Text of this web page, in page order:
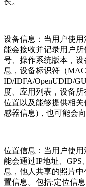
设备信息：当用户使
能会接收并记录用户
号、操作系统版本，
息，设备标识符（
ID/IDFA/OpenUDID/
度、应用列表，设备
位置以及能够提供相
感器信息)，也可能会
位置信息：当用户使
能会通过IP地址、
息，他人共享的照片
置信息。包括:定位信